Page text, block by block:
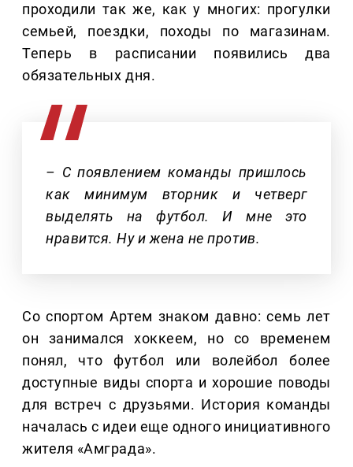
проходили так же, как у многих: прогулки
семьей, поездки, походы по магазинам.
Теперь в расписании появились два
обязательных дня.
– С появлением команды пришлось
как минимум вторник и четверг
выделять на футбол. И мне это
нравится. Ну и жена не против.
Со спортом Артем знаком давно: семь лет
он занимался хоккеем, но со временем
понял, что футбол или волейбол более
доступные виды спорта и хорошие поводы
для встреч с друзьями. История команды
началась с идеи еще одного инициативного
жителя «Амграда».